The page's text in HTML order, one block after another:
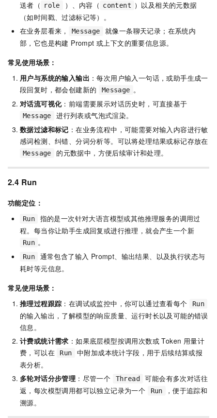
送者（ role ）、内容（ content ）以及相关的元数据
（如时间戳、过滤标记等）。
在业务层看来，
Message
就像一条聊天记录；在系统内
部，它也是构建 Prompt 或上下文的重要信息源。
常见使用场景：
用户与系统的输入输出 ：每次用户输入一句话，或助手生成一
段回复时，都会创建新的
Message 。
对话流可视化：前端需要展示对话历史时，可直接基于
Message
进行列表或气泡式渲染。
数据过滤和标记 ：在业务流程中，可能需要对输入内容进行敏
感词检测、纠错、分词分析等。可以将处理结果或标记存放在
Message 的元数据中，方便后续审计和处理。
2.4 Run
功能定位：
Run
指的是一次针对大语言模型或其他推理服务的调用过
程。每当你让助手生成回复或进行推理，就会产生一个新
Run 。
Run
通常包含了输入 Prompt、输出结果、以及执行状态与
耗时等元信息。
常见使用场景：
推理过程跟踪 ：在调试或监控中，你可以通过查看每个 Run
的输入输出，了解模型的响应质量、运行时长以及可能的错误
信息。
计费或统计需求 ：如果底层模型按调用次数或 Token 用量计
费，可以在
Run
中附加成本统计字段，用于后续结算或报
表分析。
多轮对话分步管理 ：尽管一个 Thread
可能会有多次对话往
返，每次模型调用都可以独立记录为一个
Run
，便于追踪和
溯源。